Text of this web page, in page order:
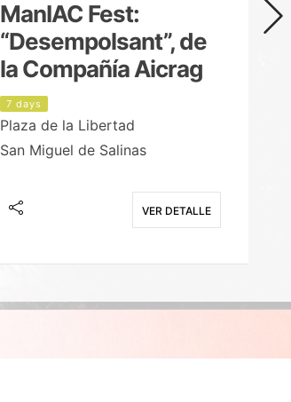
ManIAC Fest:
“Desempolsant”, de
la Compañía Aicrag
7 days
Plaza de la Libertad
San Miguel de Salinas
VER DETALLE